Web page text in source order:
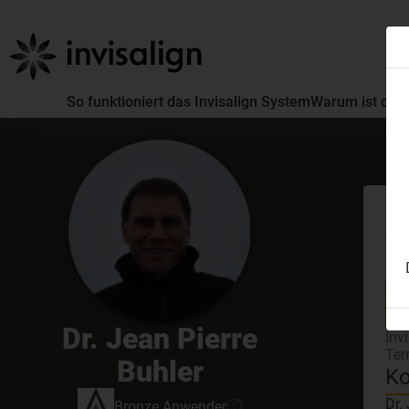
So funktioniert das Invisalign SystemWarum ist die
Dr. Jean Pierre
Buhler
Dr.